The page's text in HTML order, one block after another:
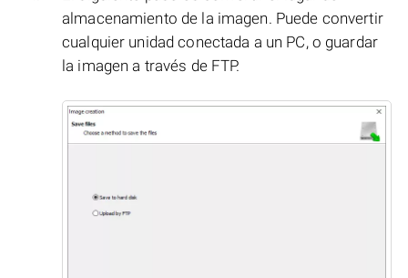
almacenamiento de la imagen. Puede convertir
cualquier unidad conectada a un PC, o guardar
la imagen a través de FTP.